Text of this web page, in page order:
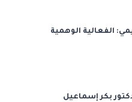
الفعالية الوهمية
بكر إسماعيل